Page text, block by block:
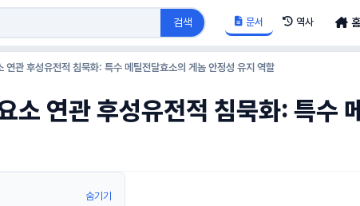
검색 문서 역사 홈
연관 후성유전적 침묵화: 특수 메틸전달효소의 게놈 안정성 유지 역할
소 연관 후성유전적 침묵화: 특수
숨기기